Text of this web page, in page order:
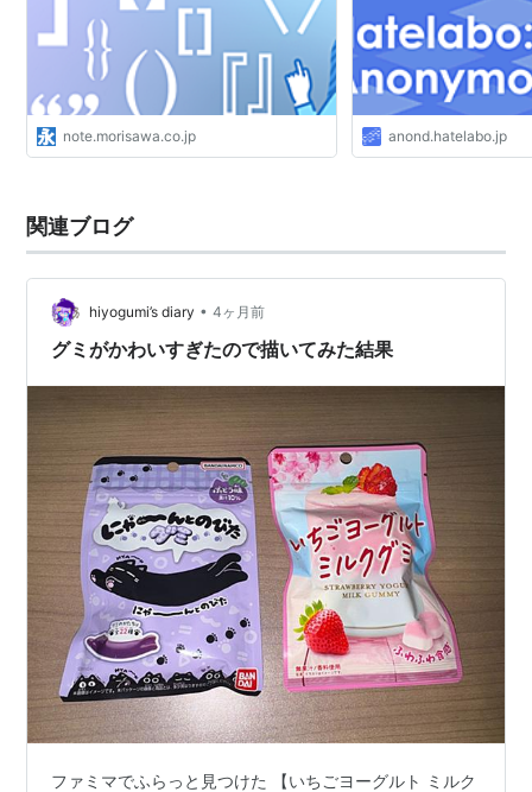
note.morisawa.co.jp anond.hatelabo.jp
関連ブログ
hiyogumi’s diary • 4ヶ月前
グミがかわいすぎたので描いてみた結果
ファミマでふらっと見つけた 【いちごヨーグルト ミルク